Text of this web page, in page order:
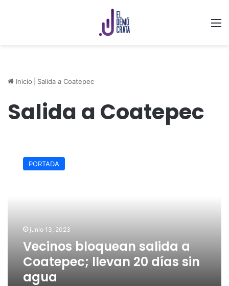
Inicio Salida a Coatepec
Salida a Coatepec
bloquean
salida
PORTADA
junio 13, 2023
Vecinos bloquean salida a
Coatepec; llevan 20 días sin
agua